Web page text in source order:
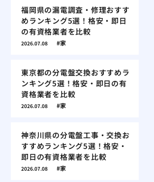
福岡県の漏電調査・修理おすす
めランキング5選！格安・即日
の有資格業者を比較
2026.07.08 家
東京都の分電盤交換おすすめラ
ンキング5選！格安・即日の有
資格業者を比較
2026.07.08 家
神奈川県の分電盤工事・交換お
すすめランキング5選！格安・
即日の有資格業者を比較
2026.07.08 家